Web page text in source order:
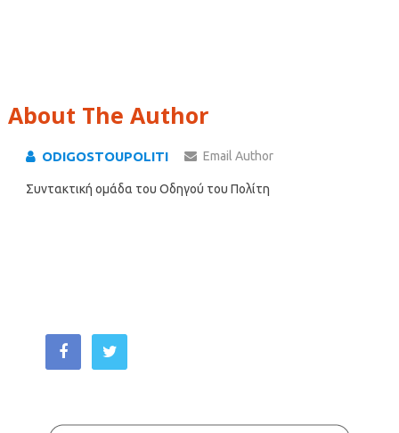
About The Author
ODIGOSTOUPOLITI Email Author
Συντακτική ομάδα του Οδηγού του Πολίτη